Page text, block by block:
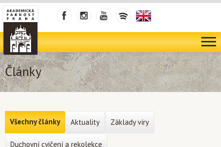
Články
Všechny články Aktuality Základy víry
Duchovní cvičení a rekolekce